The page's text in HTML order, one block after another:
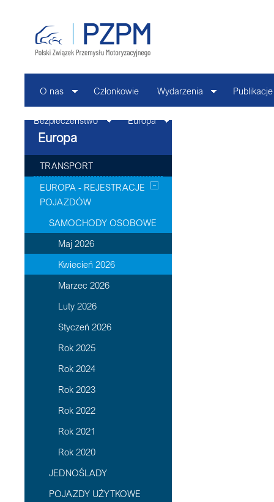
O nas Członkowie Wydarzenia Publikacje
Bezpieczeństwo Europa
Europa
TRANSPORT
EUROPA - REJESTRACJE
POJAZDÓW
SAMOCHODY OSOBOWE
Maj 2026
Kwiecień 2026
Marzec 2026
Luty 2026
Styczeń 2026
Rok 2025
Rok 2024
Rok 2023
Rok 2022
Rok 2021
Rok 2020
JEDNOŚLADY
POJAZDY UŻYTKOWE